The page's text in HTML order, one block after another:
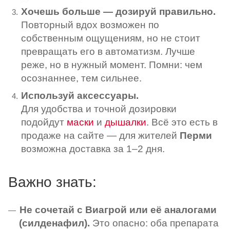
Хочешь больше — дозируй правильно.
Повторный вдох возможен по
собственным ощущениям, но не стоит
превращать его в автоматизм. Лучше
реже, но в нужный момент. Помни: чем
осознаннее, тем сильнее.
Используй аксессуары.
Для удобства и точной дозировки
подойдут маски и дышалки. Всё это есть в
продаже на сайте — для жителей Перми
возможна доставка за 1–2 дня.
Важно знать:
Не сочетай с Виагрой или её аналогами
(силденафил). Это опасно: оба препарата